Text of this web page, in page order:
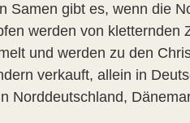
Samen gibt es, wenn die
werden von kletternden
und werden zu den
verkauft, allein in
Norddeutschland,